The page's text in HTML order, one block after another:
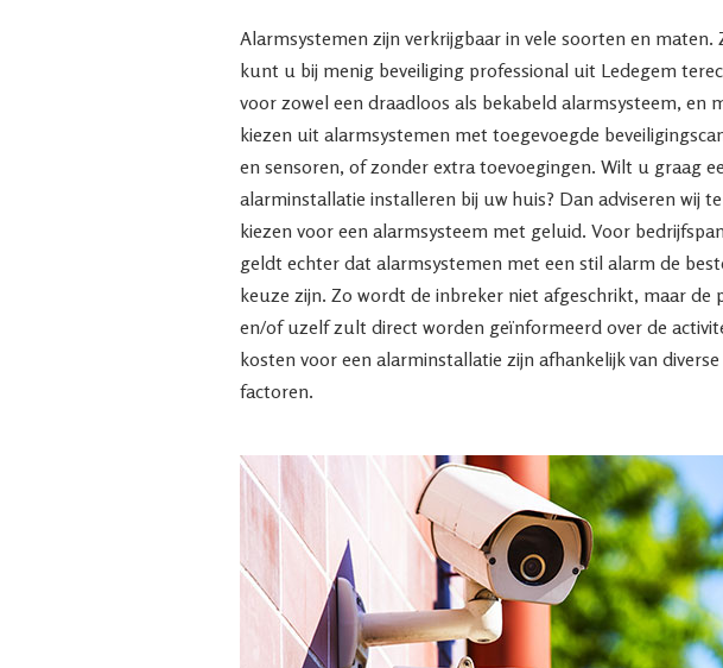
Alarmsystemen zijn verkrijgbaar in vele soorten en maten.
kunt u bij menig beveiliging professional uit Ledegem
voor zowel een draadloos als bekabeld alarmsysteem, en
kiezen uit alarmsystemen met toegevoegde
en sensoren, of zonder extra toevoegingen. Wilt u graag
alarminstallatie installeren bij uw huis? Dan adviseren wij te
kiezen voor een alarmsysteem met geluid. Voor
geldt echter dat alarmsystemen met een stil alarm de
keuze zijn. Zo wordt de inbreker niet afgeschrikt, maar de
en/of uzelf zult direct worden geïnformeerd over de
kosten voor een alarminstallatie zijn afhankelijk van diverse
factoren.